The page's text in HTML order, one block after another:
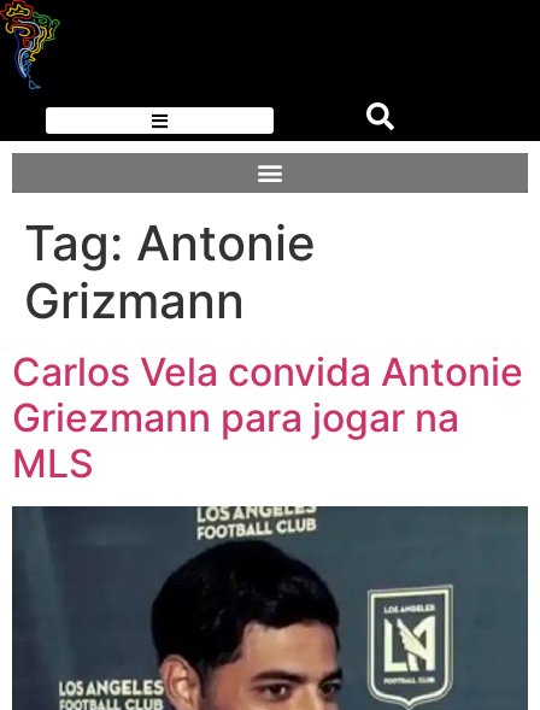
Tag: Antonie
Grizmann
Carlos Vela convida Antonie
Griezmann para jogar na
MLS